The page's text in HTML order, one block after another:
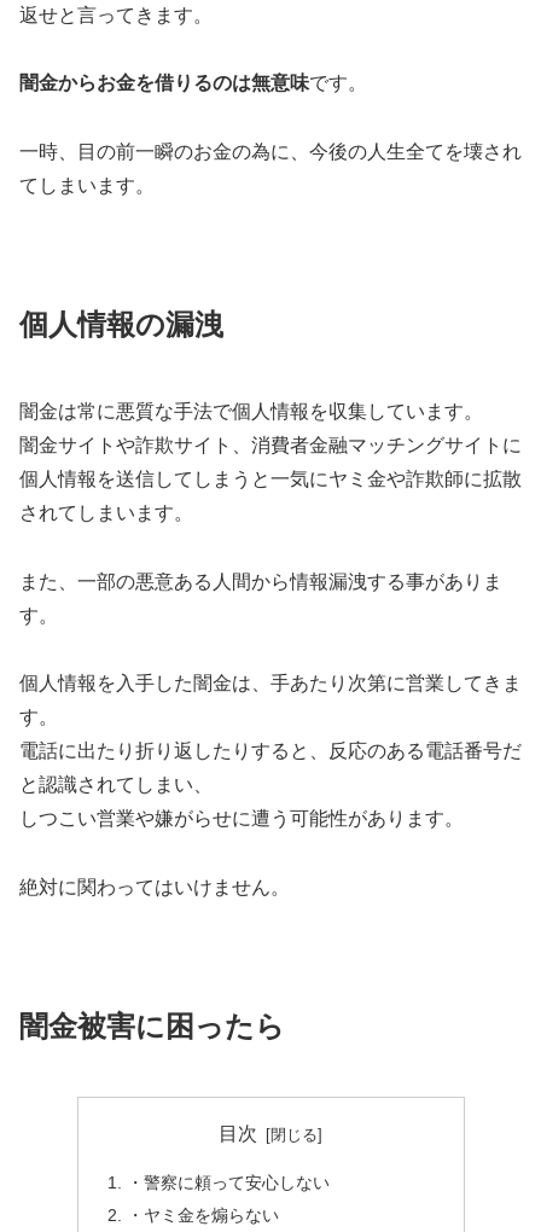
返せと言ってきます。
闇金からお金を借りるのは無意味です。
一時、目の前一瞬のお金の為に、今後の人生全てを壊され
てしまいます。
個人情報の漏洩
闇金は常に悪質な手法で個人情報を収集しています。
闇金サイトや詐欺サイト、消費者金融マッチングサイトに
個人情報を送信してしまうと一気にヤミ金や詐欺師に拡散
されてしまいます。
また、一部の悪意ある人間から情報漏洩する事がありま
す。
個人情報を入手した闇金は、手あたり次第に営業してきま
す。
電話に出たり折り返したりすると、反応のある電話番号だ
と認識されてしまい、
しつこい営業や嫌がらせに遭う可能性があります。
絶対に関わってはいけません。
闇金被害に困ったら
目次
・警察に頼って安心しない
・ヤミ金を煽らない